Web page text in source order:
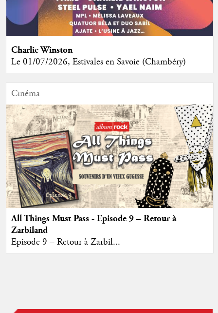
Charlie Winston
Le 01/07/2026, Estivales en Savoie (Chambéry)
Cinéma
All Things Must Pass - Episode 9 – Retour à
Zarbiland
Episode 9 – Retour à Zarbil...